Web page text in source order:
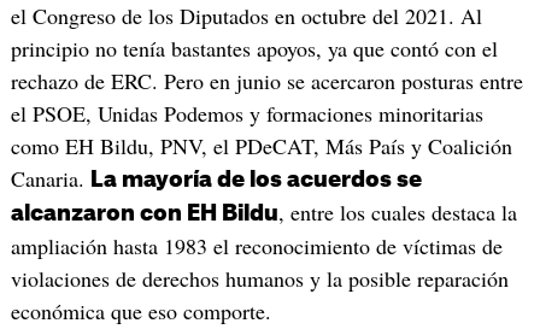
el Congreso de los Diputados en octubre del 2021. Al
principio no tenía bastantes apoyos, ya que contó con el
rechazo de ERC. Pero en junio se acercaron posturas entre
el PSOE, Unidas Podemos y formaciones minoritarias
como EH Bildu, PNV, el PDeCAT, Más País y Coalición
Canaria.
La mayoría de los acuerdos se
alcanzaron con EH Bildu, entre los cuales destaca la
ampliación hasta 1983 el reconocimiento de víctimas de
violaciones de derechos humanos y la posible reparación
económica que eso comporte.